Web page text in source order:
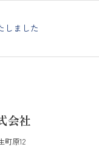
しました
会社
町原12